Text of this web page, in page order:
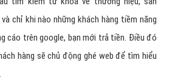
chỉ khi nào những khách hàng tiềm năng
cáo trên google, bạn mới trả tiền. Điều đó
hàng sẽ chủ động ghé web để tìm hiểu